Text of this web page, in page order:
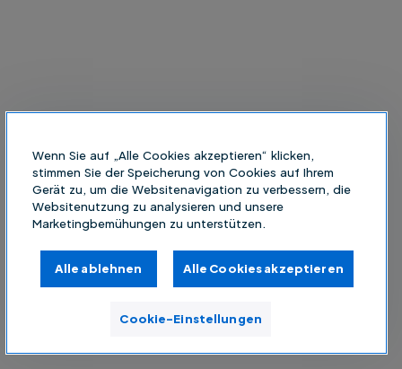
Wenn Sie auf „Alle Cookies akzeptieren“ klicken,
stimmen Sie der Speicherung von Cookies auf Ihrem
Gerät zu, um die Websitenavigation zu verbessern, die
Websitenutzung zu analysieren und unsere
Marketingbemühungen zu unterstützen.
Alle ablehnen Alle Cookies akzeptieren
Cookie-Einstellungen